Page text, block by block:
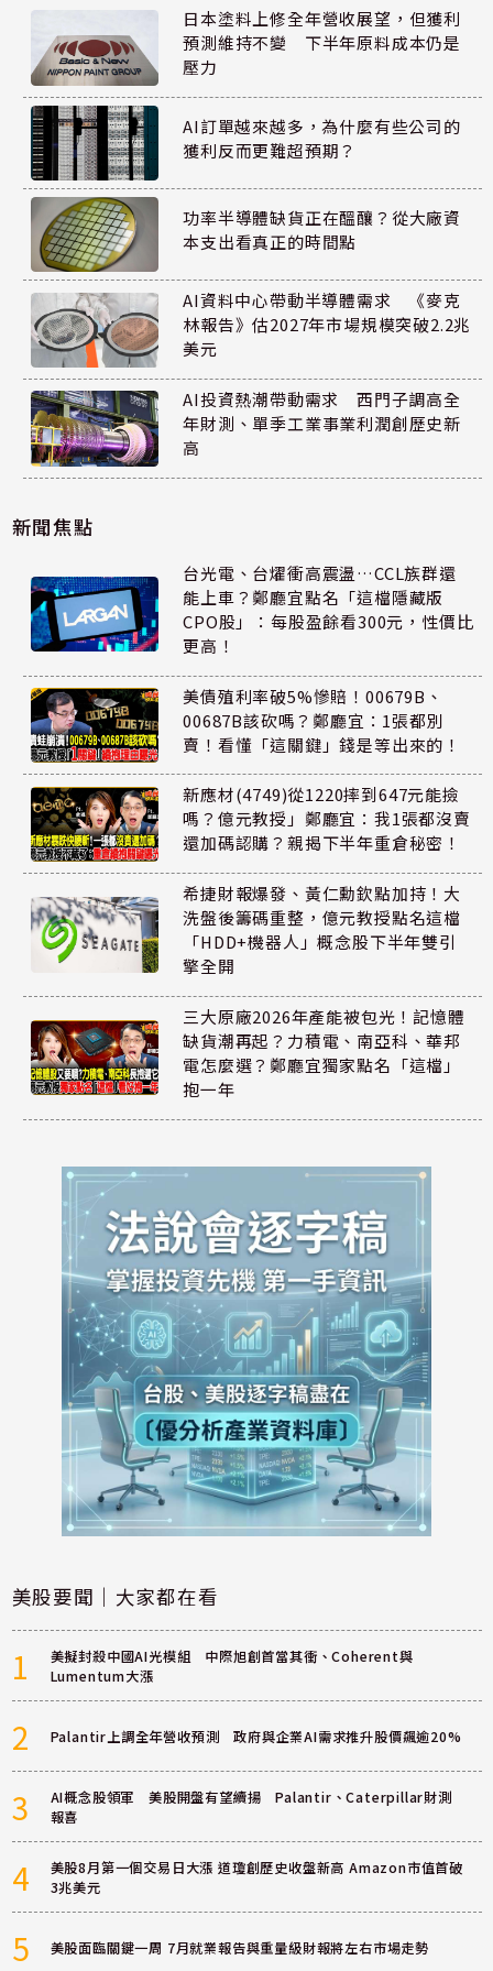
日本塗料上修全年營收展望，但獲利
預測維持不變 下半年原料成本仍是
壓力
AI訂單越來越多，為什麼有些公司的
獲利反而更難超預期？
功率半導體缺貨正在醞釀？從大廠資
本支出看真正的時間點
AI資料中心帶動半導體需求 《麥克
林報告》估2027年市場規模突破2.2兆
美元
AI投資熱潮帶動需求 西門子調高全
年財測、單季工業事業利潤創歷史新
高
新聞焦點
台光電、台燿衝高震盪…CCL族群還
能上車？鄭廳宜點名「這檔隱藏版
CPO股」：每股盈餘看300元，性價比
更高！
美債殖利率破5%慘賠！00679B、
00687B該砍嗎？鄭廳宜：1張都別
賣！看懂「這關鍵」錢是等出來的！
新應材(4749)從1220摔到647元能撿
嗎？億元教授」鄭廳宜：我1張都沒賣
還加碼認購？親揭下半年重倉秘密！
希捷財報爆發、黃仁勳欽點加持！大
洗盤後籌碼重整，億元教授點名這檔
「HDD+機器人」概念股下半年雙引
擎全開
三大原廠2026年產能被包光！記憶體
缺貨潮再起？力積電、南亞科、華邦
電怎麼選？鄭廳宜獨家點名「這檔」
抱一年
美股要聞｜大家都在看
1
美擬封殺中國AI光模組 中際旭創首當其衝、Coherent與
Lumentum大漲
2 Palantir上調全年營收預測 政府與企業AI需求推升股價飆逾20%
3
AI概念股領軍 美股開盤有望續揚 Palantir、Caterpillar財測
報喜
4
美股8月第一個交易日大漲 道瓊創歷史收盤新高 Amazon市值首破
3兆美元
5 美股面臨關鍵一周 7月就業報告與重量級財報將左右市場走勢